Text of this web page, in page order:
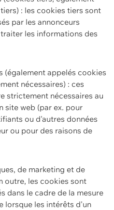
: les cookies tiers sont
par les annonceurs
les informations des
(également appelés cookies
nécessaires) : ces
strictement nécessaires au
site web (par ex. pour
ou d'autres données
ou pour des raisons de
de marketing et de
outre, les cookies sont
dans le cadre de la mesure
lorsque les intérêts d'un